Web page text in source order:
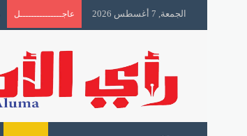
الجمعة, 7 أغسطس 2026 عاجـــــــــــــــل